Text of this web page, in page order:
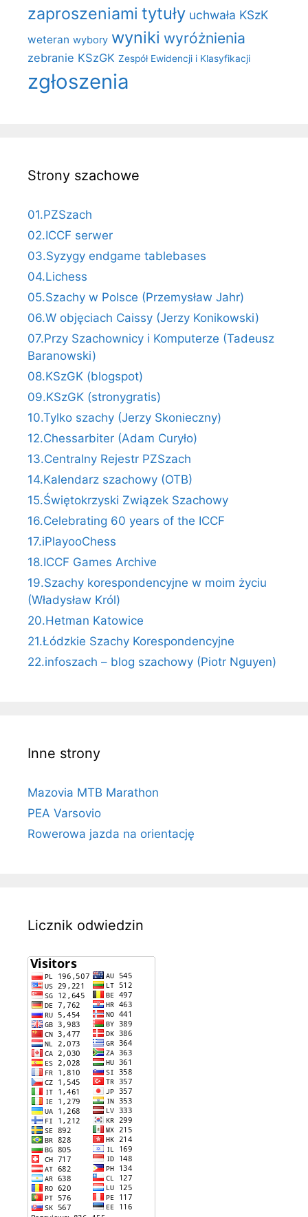
zaproszeniami tytuły uchwała KSzK
weteran wybory wyniki wyróżnienia
zebranie KSzGK Zespół Ewidencji i Klasyfikacji
zgłoszenia
Strony szachowe
01.PZSzach
02.ICCF serwer
03.Syzygy endgame tablebases
04.Lichess
05.Szachy w Polsce (Przemysław Jahr)
06.W objęciach Caissy (Jerzy Konikowski)
07.Przy Szachownicy i Komputerze (Tadeusz
Baranowski)
08.KSzGK (blogspot)
09.KSzGK (stronygratis)
10.Tylko szachy (Jerzy Skonieczny)
12.Chessarbiter (Adam Curyło)
13.Centralny Rejestr PZSzach
14.Kalendarz szachowy (OTB)
15.Świętokrzyski Związek Szachowy
16.Celebrating 60 years of the ICCF
17.iPlayooChess
18.ICCF Games Archive
19.Szachy korespondencyjne w moim życiu
(Władysław Król)
20.Hetman Katowice
21.Łódzkie Szachy Korespondencyjne
22.infoszach – blog szachowy (Piotr Nguyen)
Inne strony
Mazovia MTB Marathon
PEA Varsovio
Rowerowa jazda na orientację
Licznik odwiedzin